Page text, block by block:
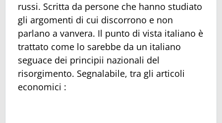
russi. Scritta da persone che hanno studiato
gli argomenti di cui discorrono e non
parlano a vanvera. Il punto di vista italiano è
trattato come lo sarebbe da un italiano
seguace dei principii nazionali del
risorgimento. Segnalabile, tra gli articoli
economici :